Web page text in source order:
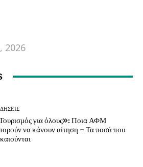
2026
για όλους»: Ποια ΑΦΜ
να κάνουν αίτηση – Τα ποσά που